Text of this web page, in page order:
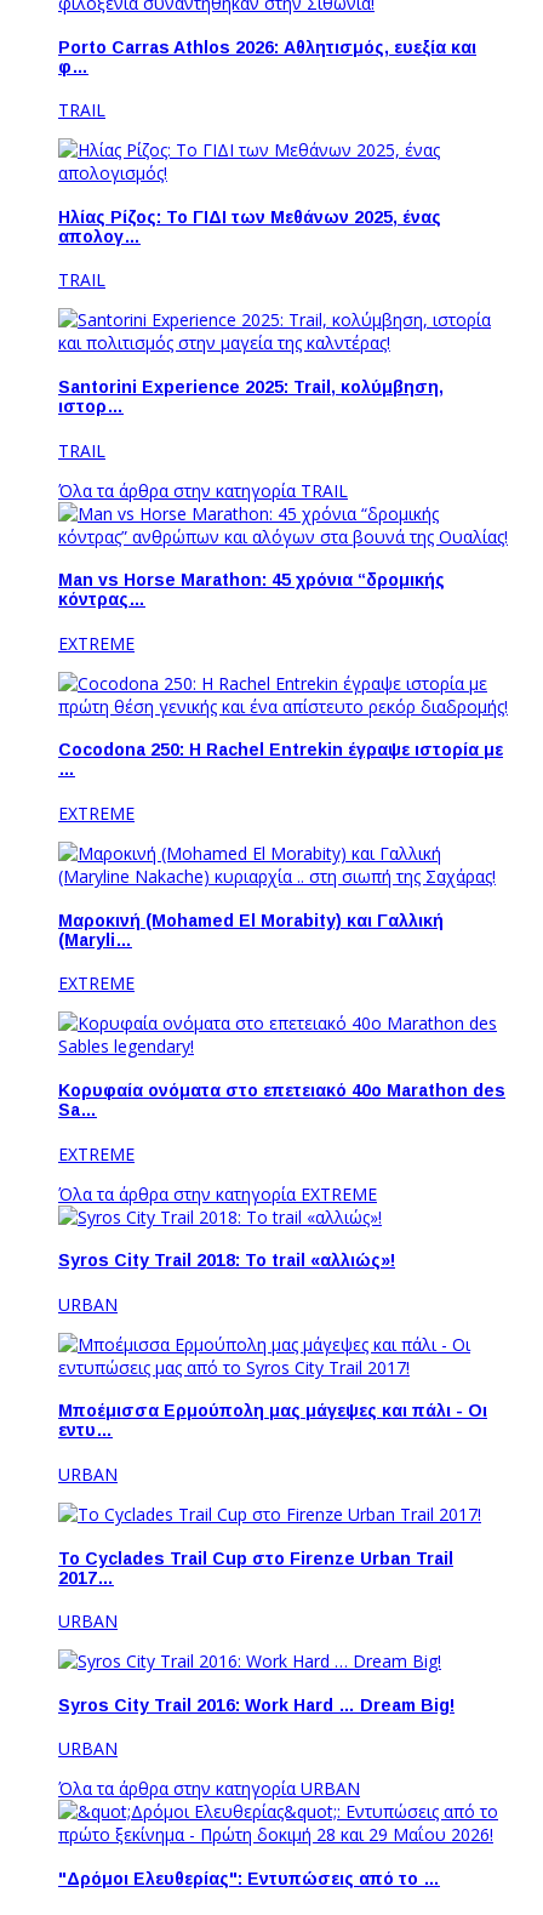
Porto Carras Athlos 2026: Aθλητισμός, ευεξία και
φ…
TRAIL
Ηλίας Ρίζος: Το ΓΙΔΙ των Μεθάνων 2025, ένας
απολογ…
TRAIL
Santorini Experience 2025: Trail, κολύμβηση,
ιστορ…
TRAIL
Όλα τα άρθρα στην κατηγορία TRAIL
Man vs Horse Marathon: 45 χρόνια “δρομικής
κόντρας…
EXTREME
Cocodona 250: Η Rachel Entrekin έγραψε ιστορία με
…
EXTREME
Μαροκινή (Mohamed El Morabity) και Γαλλική
(Maryli…
EXTREME
Κορυφαία ονόματα στο επετειακό 40ο Marathon des
Sa…
EXTREME
Όλα τα άρθρα στην κατηγορία EXTREME
Syros City Trail 2018: To trail «αλλιώς»!
URBAN
Μποέμισσα Ερμούπολη μας μάγεψες και πάλι - Οι
εντυ…
URBAN
Το Cyclades Trail Cup στο Firenze Urban Trail
2017…
URBAN
Syros City Trail 2016: Work Hard … Dream Big!
URBAN
Όλα τα άρθρα στην κατηγορία URBAN
"Δρόμοι Ελευθερίας": Εντυπώσεις από το …